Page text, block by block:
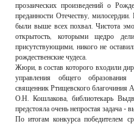
прозаических произведений о
преданности Отечеству,
были выше всех похвал. Чистота
открытость, которыми щедро
присутствующими, никого не
рождественские чудеса.
Жюри, в состав которого входили
управления общего
священник Ртищевского
О.Н. Кошлакова, библиотекарь
предстояла очень непростая задача -
По итогам конкурса победителем